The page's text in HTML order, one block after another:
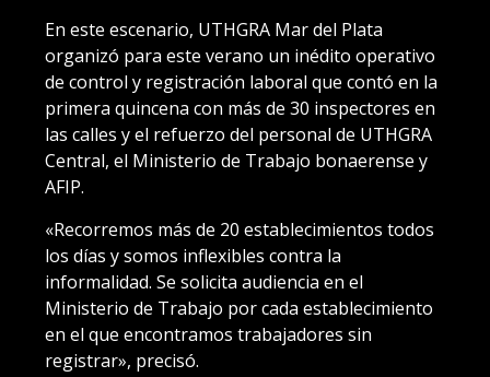
En este escenario, UTHGRA Mar del Plata
organizó para este verano un inédito operativo
de control y registración laboral que contó en la
primera quincena con más de 30 inspectores en
las calles y el refuerzo del personal de UTHGRA
Central, el Ministerio de Trabajo bonaerense y
AFIP.
«Recorremos más de 20 establecimientos todos
los días y somos inflexibles contra la
informalidad. Se solicita audiencia en el
Ministerio de Trabajo por cada establecimiento
en el que encontramos trabajadores sin
registrar», precisó.